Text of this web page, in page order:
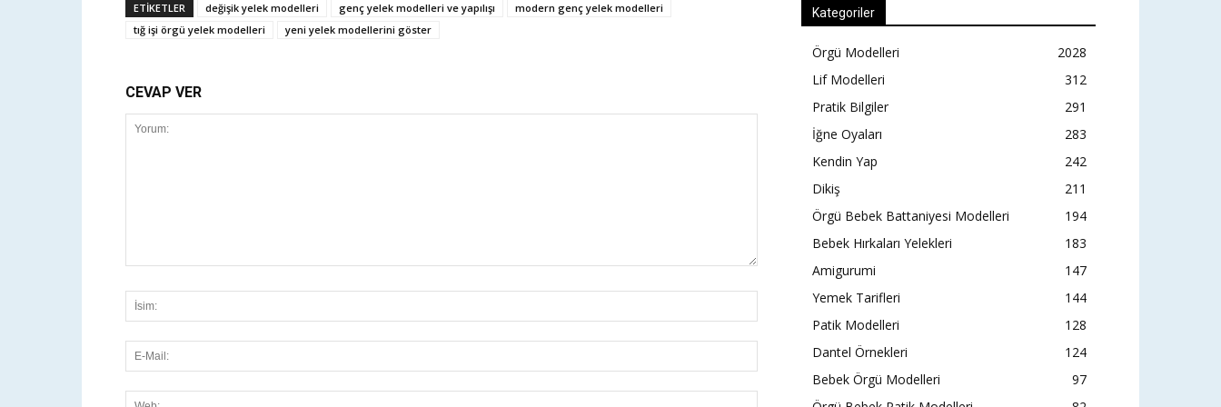
ETİKETLER değişik yelek modelleri genç yelek modelleri ve yapılışı
modern genç yelek modelleri
tığ işi örgü yelek modelleri
yeni yelek modellerini göster
CEVAP VER
Kategoriler
Örgü Modelleri
2028
Lif Modelleri
312
Pratik Bilgiler
291
İğne Oyaları
283
Kendin Yap
242
Dikiş
211
Örgü Bebek Battaniyesi Modelleri
194
Bebek Hırkaları Yelekleri
183
Amigurumi
147
Yemek Tarifleri
144
Patik Modelleri
128
Dantel Örnekleri
124
Bebek Örgü Modelleri
97